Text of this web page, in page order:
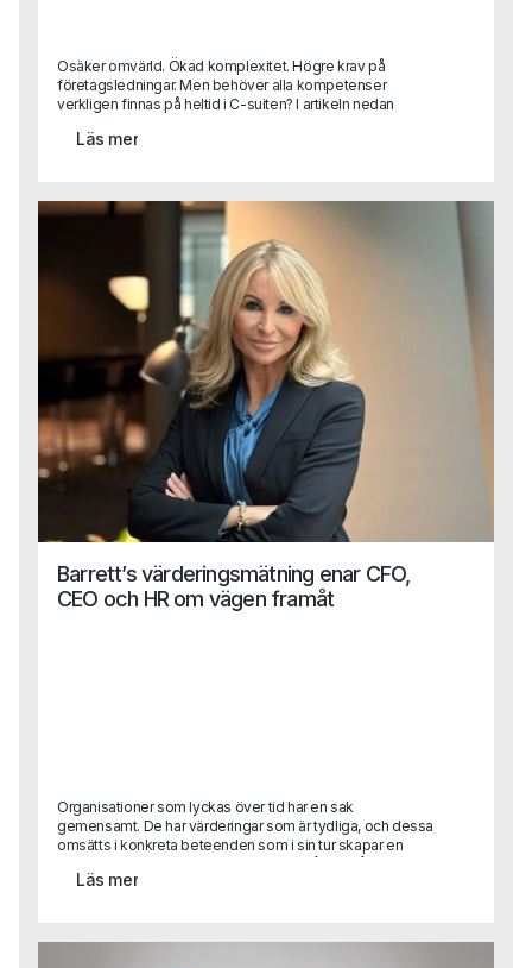
Osäker omvärld. Ökad komplexitet. Högre krav på
företagsledningar. Men behöver alla kompetenser
verkligen finnas på heltid i C-suiten? I artikeln nedan
“fractional twinning” vilket handlar om hur erfarna
Läs mer
Barrett’s värderingsmätning enar CFO,
CEO och HR om vägen framåt
Organisationer som lyckas över tid har en sak
gemensamt. De har värderingar som är tydliga, och dessa
omsätts i konkreta beteenden som i sin tur skapar en
abstrakt. Men det är svårt att förklara vad god kultur är.
Läs mer